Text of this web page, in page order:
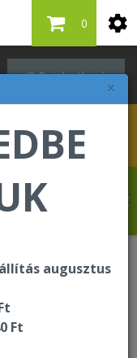
×
augusztus
Ft
Bejelentkezés
0
Forever Living